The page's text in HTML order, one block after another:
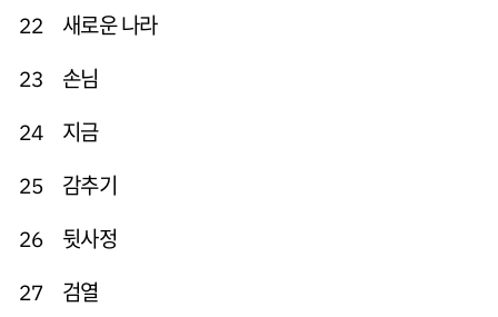
22 새로운 나라
23 손님
24 지금
25 감추기
26 뒷사정
27 검열